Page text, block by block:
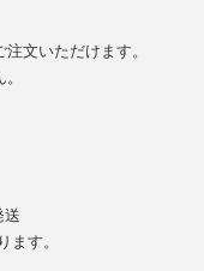
文いただけます。
送
ます。